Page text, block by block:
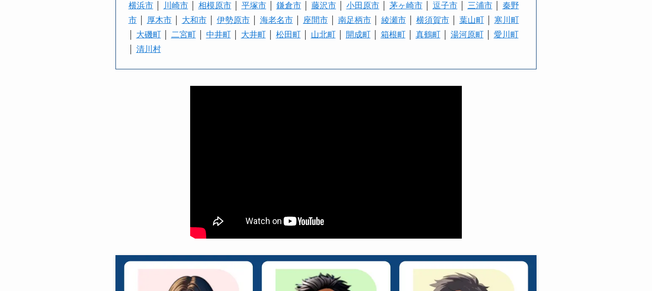
横浜市│ 川崎市│ 相模原市│ 平塚市│ 鎌倉市│ 藤沢市│ 小田原市│ 茅ヶ崎市│ 逗子市│ 三浦市│ 秦野
市│ 厚木市│ 大和市│ 伊勢原市│ 海老名市│ 座間市│ 南足柄市│ 綾瀬市│ 横須賀市│ 葉山町│ 寒川町
大磯町│ 二宮町│ 中井町│ 大井町│ 松田町│ 山北町│ 開成町│ 箱根町│ 真鶴町│ 湯河原町│ 愛川町
清川村